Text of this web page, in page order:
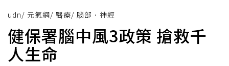
udn/ 元氣網/ 醫療/ 腦部．神經
健保署腦中風3政策 搶救千
人生命